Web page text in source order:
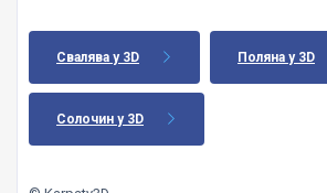
Свалява у 3D Поляна у 3D
Солочин у 3D